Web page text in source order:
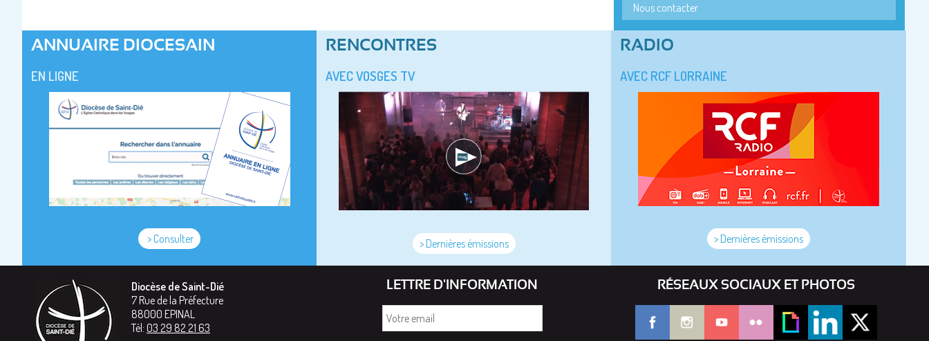
Nous contacter
ANNUAIRE DIOCESAIN
EN LIGNE
> Consulter
RENCONTRES
AVEC VOSGES TV
> Dernières émissions
RADIO
AVEC RCF LORRAINE
> Dernières émissions
Diocèse de Saint-Dié
7 Rue de la Préfecture
88000 EPINAL
Tél: 03 29 82 21 63
LETTRE D'INFORMATION RÉSEAUX SOCIAUX ET PHOTOS